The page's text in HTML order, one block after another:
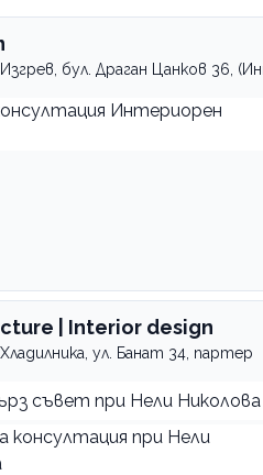
бул. Драган Цанков 36,
Интериорен
| Interior design
ул. Банат 34, партер
съвет при Нели Николова
консултация при Нели